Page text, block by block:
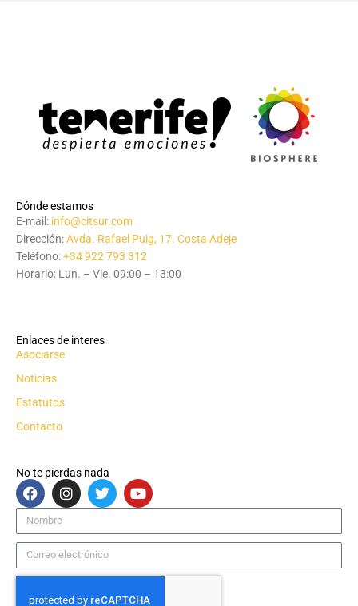
Dónde estamos
E-mail: info@citsur.com
Dirección:Avda. Rafael Puig, 17. Costa Adeje
Teléfono:+34 922 793 312
Horario: Lun. – Vie. 09:00 – 13:00
Enlaces de interes
Asociarse
Noticias
Estatutos
Contacto
No te pierdas nada
F
a
c
e
b
o
o
I
n
s
a
g
r
m
T
w
i
t
e
r
Y
o
u
u
e
Nombre
Correo
electrónico